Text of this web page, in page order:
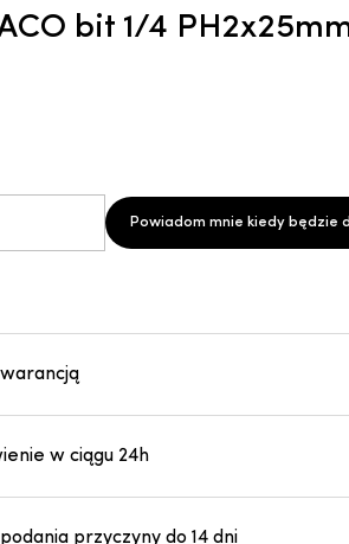
bit 1/4
Powiadom mnie kiedy będzie
w ciągu 24h
przyczyny do 14 dni